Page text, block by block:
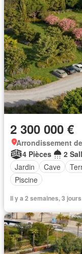
2 300 000 €
Arrondissement
4 Pièces
2
Jardin
Cave
Piscine
Il y a 2 semaines, 3